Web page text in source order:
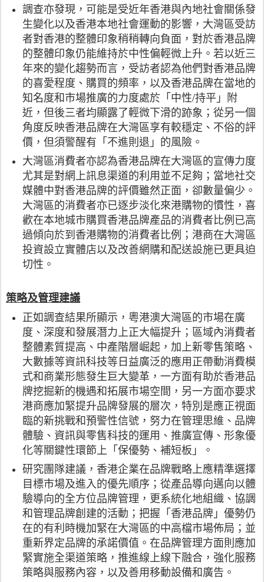
調查亦發現，可能是受近年香港與內地社會關係發
生變化以及香港本地社會運動的影響，大灣區受訪
者對香港的整體印象稍稍轉向負面，對於香港品牌
的整體印象仍能維持於中性偏輕微上升。若以近三
年來的變化趨勢而言，受訪者認為他們對香港品牌
的喜愛程度、購買的頻率，以及香港品牌在當地的
知名度和市場推廣的力度處於「中性/持平」附
近，但後三者均顯露了輕微下滑的跡象；從另一個
角度反映香港品牌在大灣區享有較穩定、不俗的評
價，但須警醒有「不進則退」的風險。
大灣區消費者亦認為香港品牌在大灣區的宣傳力度
尤其是對網上訊息渠道的利用並不足夠；當地社交
媒體中對香港品牌的評價雖然正面，卻數量偏少。
大灣區的消費者亦已逐步淡化來港購物的慣性，喜
歡在本地城市購買香港品牌產品的消費者比例已高
過傾向於到香港購物的消費者比例；港商在大灣區
投資設立實體店以及改善網購和配送設施已更具迫
切性。
策略及管理建議
正如調查結果所顯示，粵港澳大灣區的市場在廣
度、深度和發展潛力上正大幅提升；區域內消費者
整體素質提高、中產階層崛起，加上新零售策略、
大數據等資訊科技等日益廣泛的應用正帶動消費模
式和商業形態發生巨大變革，一方面有助於香港品
牌挖掘新的機遇和拓展市場空間，另一方面亦要求
港商應加緊提升品牌發展的層次，特別是應正視面
臨的新挑戰和預警性信號，努力在管理思維、品牌
體驗、資訊與零售科技的運用、推廣宣傳、形象優
化等關鍵性環節上「保優勢、補短板」。
研究團隊建議，香港企業在品牌戰略上應精準選擇
目標市場及進入的優先順序；從產品導向邁向以體
驗導向的全方位品牌管理，更系統化地組織、協調
和管理品牌創建的活動；把握「香港品牌」優勢仍
在的有利時機加緊在大灣區的中高檔市場佈局；並
重新界定品牌的承諾價值。在品牌管理方面則應加
緊實施全渠道策略，推進線上線下融合，強化服務
策略與服務內容，以及善用移動設備和廣告。